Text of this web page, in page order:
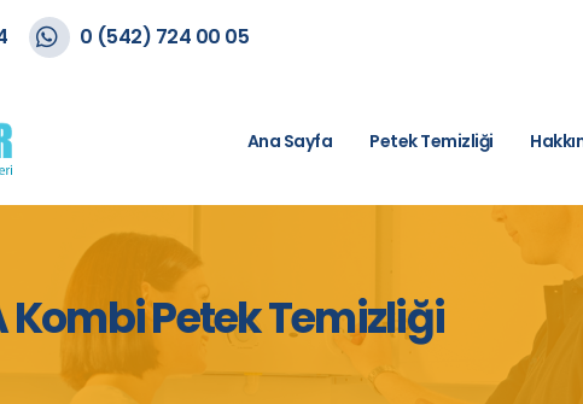
0 (542) 724 00 05
Ana Sayfa Petek Temizliği
Kombi Petek Temizliği